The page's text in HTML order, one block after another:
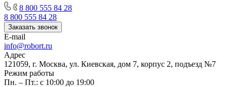
8 800 555 84 28
8 800 555 84 28
Заказать звонок
E-mail
info@robort.ru
Адрес
121059, г. Москва, ул. Киевская, дом 7, корпус 2, подъезд №7
Режим работы
Пн. – Пт.: с 10:00 до 19:00